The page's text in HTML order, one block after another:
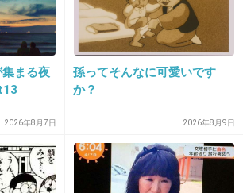
でとう！！！
からこそhideが存在した訳で、
てなくなるなんて事はないか
まる夜
2026年8月7日
孫ってそんなに可愛いです
か？
2026年8月9日